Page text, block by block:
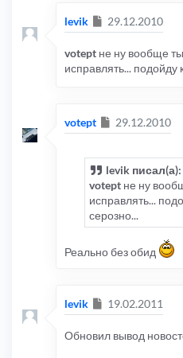
levik Сообщение
29.12.2010
votept не ну вообще
исправлять... подойду
votept Сообщение
29.12.2010
levik писал(а):
votept не ну
исправлять...
серозно...
Реально без обид
levik Сообщение
19.02.2011
Обновил вывод